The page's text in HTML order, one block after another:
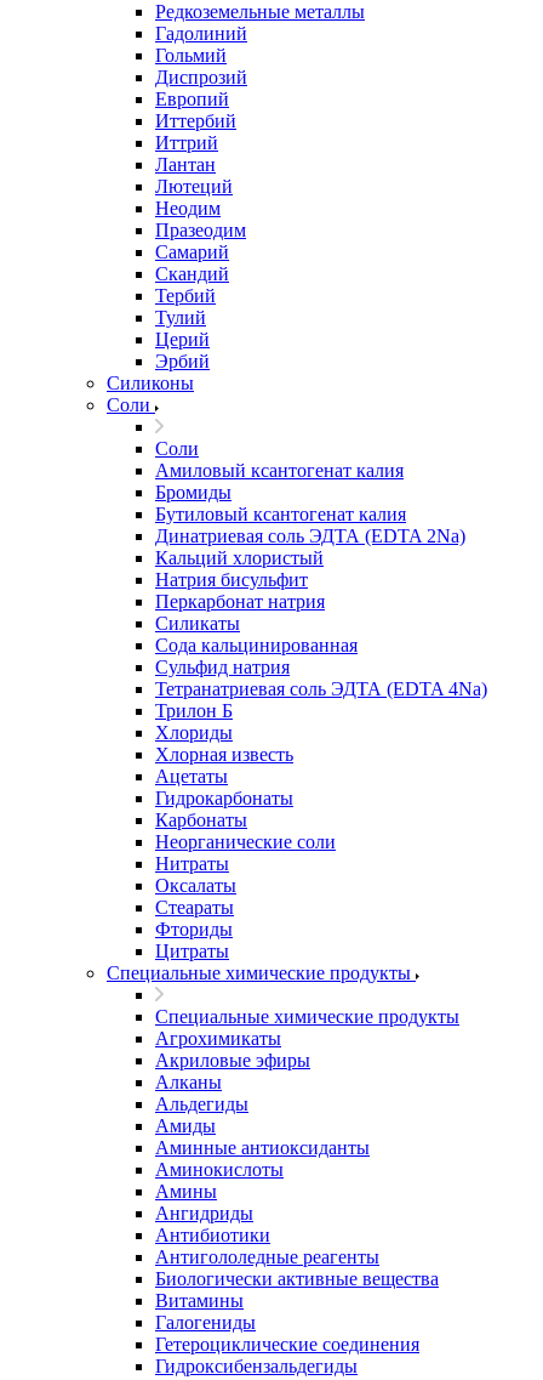
Редкоземельные металлы
Гадолиний
Гольмий
Диспрозий
Европий
Иттербий
Иттрий
Лантан
Лютеций
Неодим
Празеодим
Самарий
Скандий
Тербий
Тулий
Церий
Эрбий
Силиконы
Соли
Соли
Амиловый ксантогенат калия
Бромиды
Бутиловый ксантогенат калия
Динатриевая соль ЭДТА (EDTA 2Na)
Кальций хлористый
Натрия бисульфит
Перкарбонат натрия
Силикаты
Сода кальцинированная
Сульфид натрия
Тетранатриевая соль ЭДТА (EDTA 4Na)
Трилон Б
Хлориды
Хлорная известь
Ацетаты
Гидрокарбонаты
Карбонаты
Неорганические соли
Нитраты
Оксалаты
Стеараты
Фториды
Цитраты
Специальные химические продукты
Специальные химические продукты
Агрохимикаты
Акриловые эфиры
Алканы
Альдегиды
Амиды
Аминные антиоксиданты
Аминокислоты
Амины
Ангидриды
Антибиотики
Антигололедные реагенты
Биологически активные вещества
Витамины
Галогениды
Гетероциклические соединения
Гидроксибензальдегиды